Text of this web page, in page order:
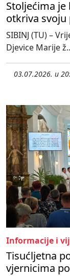
Stoljećima je
otkriva
SIBINJ (TU) –
Djevice Marije
03.07.2026. u
Informacije i
Tisućljetna
vjernicima